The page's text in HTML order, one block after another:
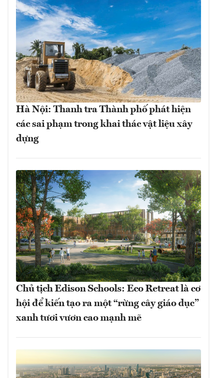
Hà Nội: Thanh tra Thành phố phát hiện
các sai phạm trong khai thác vật liệu xây
dựng
Chủ tịch Edison Schools: Eco Retreat là cơ
hội để kiến tạo ra một “rừng cây giáo dục”
xanh tươi vươn cao mạnh mẽ